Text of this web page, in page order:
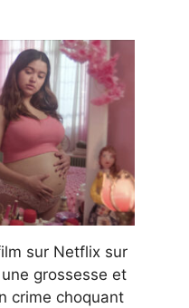
sur Netflix sur
grossesse et
crime choquant